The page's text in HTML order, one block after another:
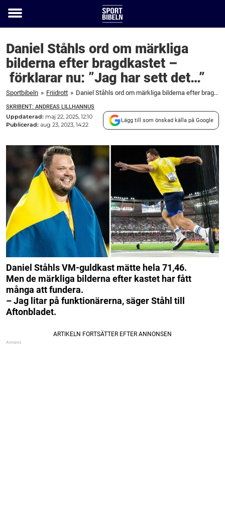
Toggle
Daniel Ståhls ord om märkliga
bilderna efter bragdkastet –
förklarar nu: ”Jag har sett det…”
Sportbibeln » Friidrott » Daniel Ståhls ord om märkliga bilderna efter bragdkastet – förklarar nu: ”Jag har sett det…”
SKRIBENT: ANDREAS LILLHANNUS
Uppdaterad: maj 22, 2025, 12:10
Publicerad: aug 23, 2023, 14:22
Lägg till som önskad källa på Google
Daniel Ståhls VM-guldkast mätte hela 71,46.
Men de märkliga bilderna efter kastet har fått
många att fundera.
– Jag litar på funktionärerna, säger Ståhl till
Aftonbladet.